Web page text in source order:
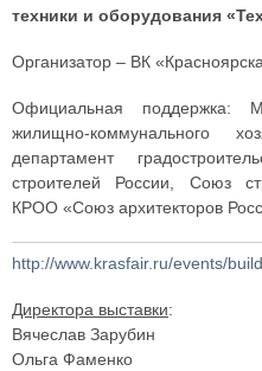
техники и оборудования
Организатор – ВК
Официальная поддержка:
жилищно-коммунального
департамент
строителей России, Союз
КРОО «Союз архитекторов
http://www.krasfair.ru/events/
Директора выставки:
Вячеслав Зарубин
Ольга Фаменко